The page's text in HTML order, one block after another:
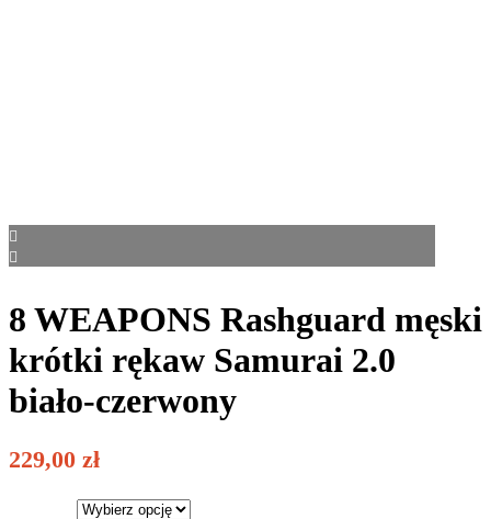
8 WEAPONS Rashguard męski
krótki rękaw Samurai 2.0
biało-czerwony
229,00 zł